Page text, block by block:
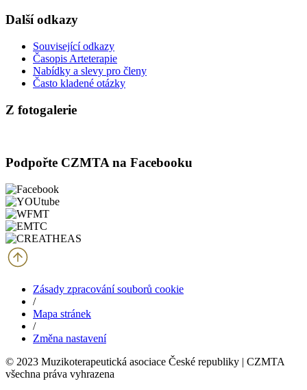
Další odkazy
Související odkazy
Časopis Arteterapie
Nabídky a slevy pro členy
Často kladené otázky
Z fotogalerie
Podpořte CZMTA na Facebooku
Zásady zpracování souborů cookie
/
Mapa stránek
/
Změna nastavení
© 2023 Muzikoterapeutická asociace České republiky | CZMTA
všechna práva vyhrazena